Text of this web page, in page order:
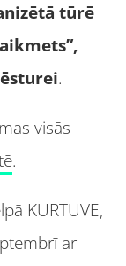
tūrē
”,
ēsturei.
visās
.
KURTUVE,
ar